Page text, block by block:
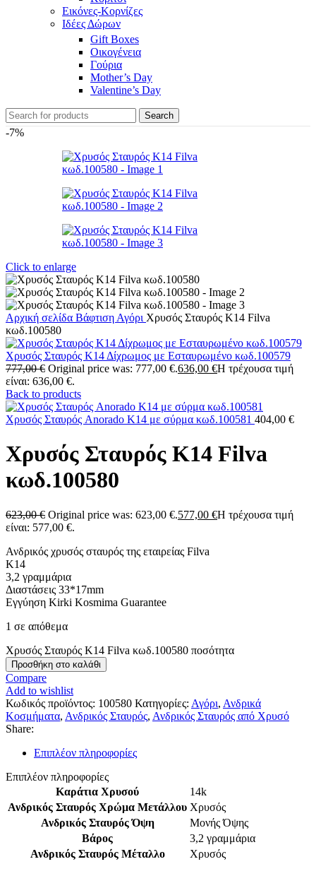
Εικόνες-Κορνίζες
Ιδέες Δώρων
Gift Boxes
Οικογένεια
Γούρια
Mother’s Day
Valentine’s Day
Search
-7%
Click to enlarge
Αρχική σελίδα Βάφτιση Αγόρι Χρυσός Σταυρός Κ14 Filva
κωδ.100580
Χρυσός Σταυρός Κ14 Δίχρωμος με Εσταυρωμένο κωδ.100579
777,00€ Original price was: 777,00 €.636,00 €Η τρέχουσα τιμή
είναι: 636,00 €.
Back to products
Χρυσός Σταυρός Anorado Κ14 με σύρμα κωδ.100581 404,00 €
Χρυσός Σταυρός Κ14 Filva
κωδ.100580
623,00€ Original price was: 623,00 €.577,00 €Η τρέχουσα τιμή
είναι: 577,00 €.
Ανδρικός χρυσός σταυρός της εταιρείας Filva
Κ14
3,2 γραμμάρια
Διαστάσεις 33*17mm
Εγγύηση Kirki Kosmima Guarantee
1 σε απόθεμα
Χρυσός Σταυρός Κ14 Filva κωδ.100580 ποσότητα
Προσθήκη στο καλάθι
Compare
Add to wishlist
Κωδικός προϊόντος: 100580 Κατηγορίες: Αγόρι, Ανδρικά
Κοσμήματα, Ανδρικός Σταυρός, Ανδρικός Σταυρός από Χρυσό
Share:
Επιπλέον πληροφορίες
Επιπλέον πληροφορίες
Καράτια Χρυσού
14k
Ανδρικός Σταυρός Χρώμα Μετάλλου Χρυσός
Ανδρικός Σταυρός Όψη
Μονής Όψης
Βάρος
3,2 γραμμάρια
Ανδρικός Σταυρός Μέταλλο
Χρυσός